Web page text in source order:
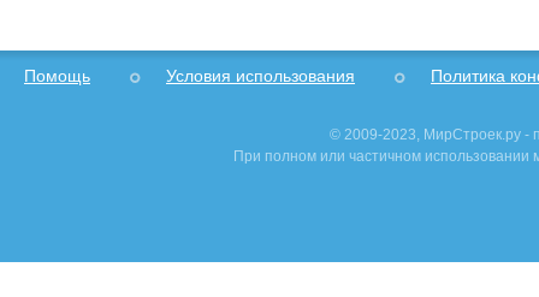
Помощь Условия использования Политика
© 2009-2023, МирСтроек.ру -
При полном или частичном использовании